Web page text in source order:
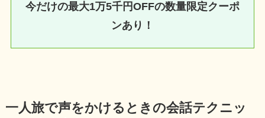
今だけの最大1万5千円OFFの数量限定クーポ
ンあり！
一人旅で声をかけるときの会話テクニッ